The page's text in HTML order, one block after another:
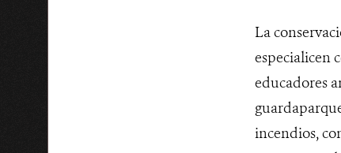
La
especialicen
educadores
incendios,